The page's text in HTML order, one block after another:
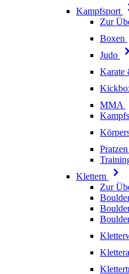
Kampfsport
Zur
Boxen
Judo
Karate
MMA
Pratzen
Klettern
Zur